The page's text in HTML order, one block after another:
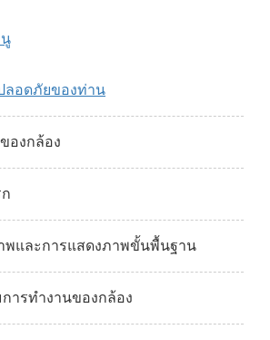
ลอดภัยของท่าน
องกล้อง
พและการแสดงภาพขั้นพื้นฐาน
ารทำงานของกล้อง